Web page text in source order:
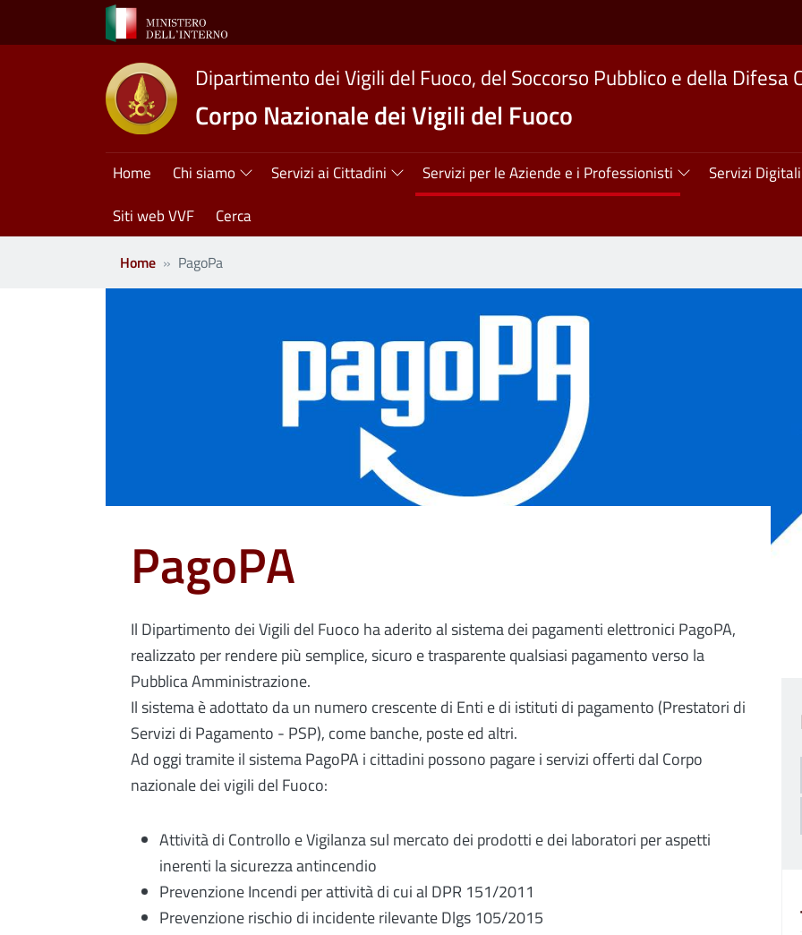
Salta al contenuto principale
Dipartimento dei Vigili del Fuoco, del Soccorso Pubblico e della Difesa
Corpo Nazionale dei Vigili del Fuoco
Navigazione principale
Home Chi siamo Servizi ai Cittadini Servizi per le Aziende e i Professionisti Servizi Digitali
Siti web VVF
Cerca
Home PagoPa
PagoPA
Il Dipartimento dei Vigili del Fuoco ha aderito al sistema dei pagamenti elettronici PagoPA,
realizzato per rendere più semplice, sicuro e trasparente qualsiasi pagamento verso la
Pubblica Amministrazione.
Il sistema è adottato da un numero crescente di Enti e di istituti di pagamento (Prestatori di
Servizi di Pagamento - PSP), come banche, poste ed altri.
Ad oggi tramite il sistema PagoPA i cittadini possono pagare i servizi offerti dal Corpo
nazionale dei vigili del Fuoco:
Attività di Controllo e Vigilanza sul mercato dei prodotti e dei laboratori per aspetti
inerenti la sicurezza antincendio
Prevenzione Incendi per attività di cui al DPR 151/2011
Prevenzione rischio di incidente rilevante Dlgs 105/2015